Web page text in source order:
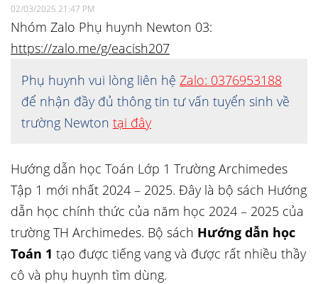
02/03/2025 21:47 PM
Nhóm Zalo Phụ huynh Newton 03:
https://zalo.me/g/eacish207
Phụ huynh vui lòng liên hệ Zalo: 0376953188
để nhận đầy đủ thông tin tư vấn tuyển sinh về
trường Newton tại đây
Hướng dẫn học Toán Lớp 1 Trường Archimedes
Tập 1 mới nhất 2024 – 2025. Đây là bộ sách Hướng
dẫn học chính thức của năm học 2024 – 2025 của
trường TH Archimedes. Bộ sách Hướng dẫn học
Toán 1 tạo được tiếng vang và được rất nhiều thầy
cô và phụ huynh tìm dùng.